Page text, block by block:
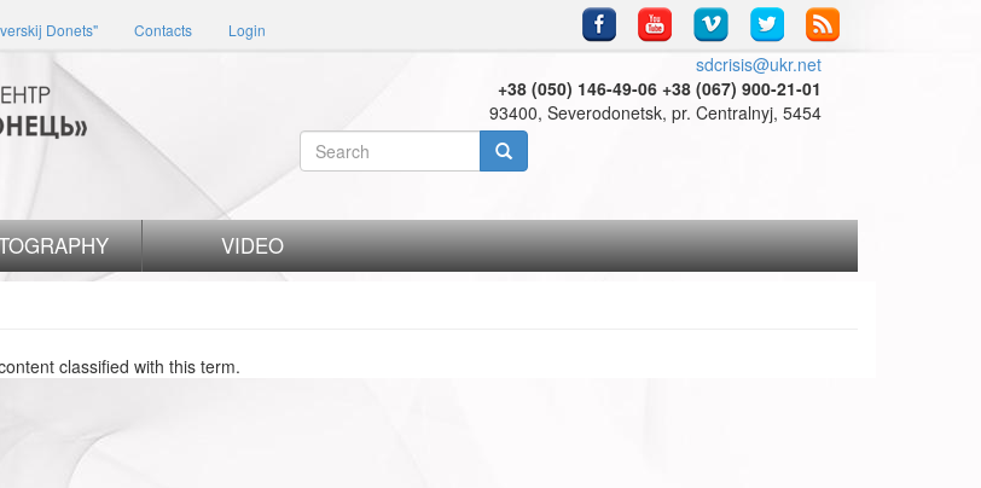
Donets" Contacts Login
sdcrisis@ukr.net
+38 (050) 146-49-06 +38 (067) 900-21-01
93400, Severodonetsk, pr. Centralnyj, 5454
Search
form
VIDEO
classified with this term.